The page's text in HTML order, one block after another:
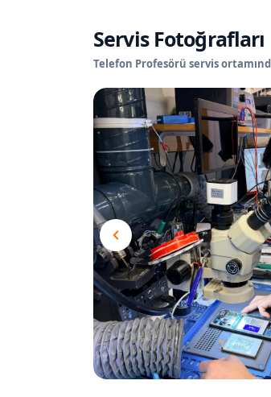
Servis Fotoğrafları
Telefon Profesörü servis